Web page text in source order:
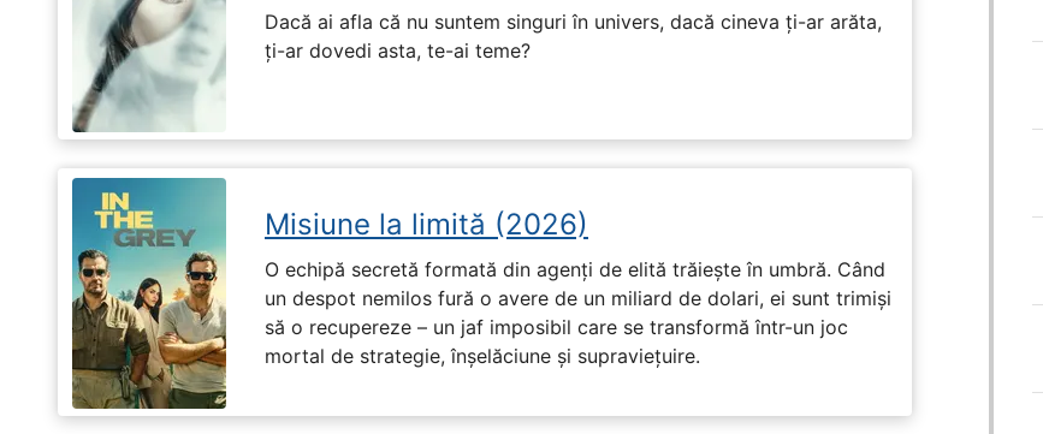
Dacă ai afla că nu suntem singuri în univers, dacă cineva ți-ar arăta,
ți-ar dovedi asta, te-ai teme?
Misiune la limită (2026)
O echipă secretă formată din agenți de elită trăiește în umbră. Când
un despot nemilos fură o avere de un miliard de dolari, ei sunt trimiși
să o recupereze – un jaf imposibil care se transformă într-un joc
mortal de strategie, înșelăciune și supraviețuire.